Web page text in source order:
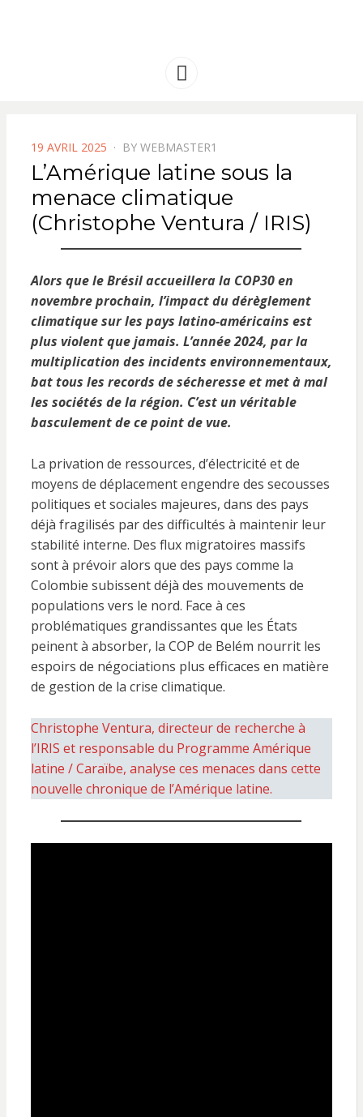
AMERIQUE
Menu
POSTED
ON
19 AVRIL 2025 BY WEBMASTER1
L’Amérique latine sous la
menace climatique
(Christophe Ventura / IRIS)
Alors que le Brésil accueillera la COP30 en
novembre prochain, l’impact du dérèglement
climatique sur les pays latino-américains est
plus violent que jamais. L’année 2024, par la
multiplication des incidents environnementaux,
bat tous les records de sécheresse et met à mal
les sociétés de la région. C’est un véritable
basculement de ce point de vue.
La privation de ressources, d’électricité et de
moyens de déplacement engendre des secousses
politiques et sociales majeures, dans des pays
déjà fragilisés par des difficultés à maintenir leur
stabilité interne. Des flux migratoires massifs
sont à prévoir alors que des pays comme la
Colombie subissent déjà des mouvements de
populations vers le nord. Face à ces
problématiques grandissantes que les États
peinent à absorber, la COP de Belém nourrit les
espoirs de négociations plus efficaces en matière
de gestion de la crise climatique.
Christophe Ventura, directeur de recherche à
l’IRIS et responsable du Programme Amérique
latine / Caraïbe, analyse ces menaces dans cette
nouvelle chronique de l’Amérique latine.